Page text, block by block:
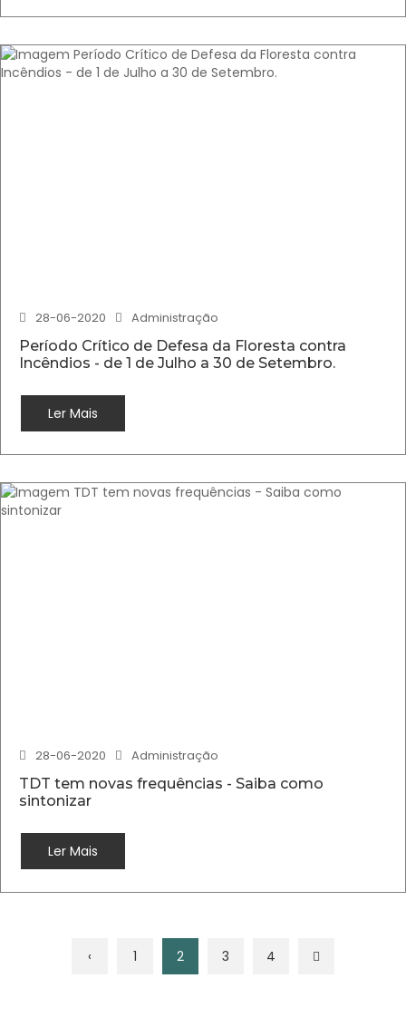
28-06-2020
Administração
Período Crítico de Defesa da Floresta contra
Incêndios - de 1 de Julho a 30 de Setembro.
Ler Mais
28-06-2020
Administração
TDT tem novas frequências - Saiba como
sintonizar
Ler Mais
‹ 1 2 3 4